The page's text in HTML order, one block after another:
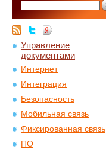
Управление
документами
Интернет
Интеграция
Безопасность
Мобильная связь
Фиксированная связь
ПО